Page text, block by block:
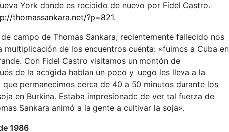
York donde es recibido de nuevo por Fidel Castro.
thomassankara.net/?p=821.
campo de Thomas Sankara, recientemente fallecido nos
de los encuentros cuenta: «fuimos a Cuba en
Con Fidel Castro visitamos un montón de
de la acogida hablan un poco y luego les lleva a la
permanecimos cerca de 40 a 50 minutos durante los
en Burkina. Estaba impresionado de ver tal fuerza de
Sankara animó a la gente a cultivar la soja».
1986